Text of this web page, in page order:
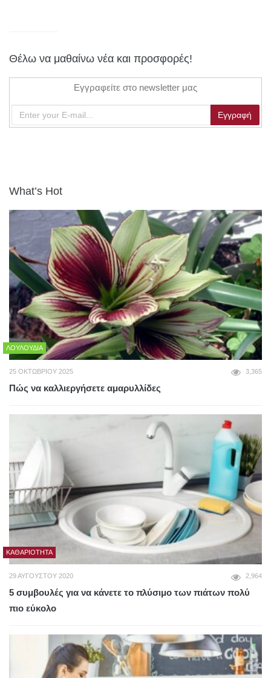
Θέλω να μαθαίνω νέα και προσφορές!
Εγγραφείτε στο newsletter μας
What’s Hot
ΛΟΥΛΟΎΔΙΑ
25 ΟΚΤΩΒΡΊΟΥ 2025 3,365
Πώς να καλλιεργήσετε αμαρυλλίδες
ΚΑΘΑΡΙΌΤΗΤΑ
29 ΑΥΓΟΎΣΤΟΥ 2020 2,964
5 συμβουλές για να κάνετε το πλύσιμο των πιάτων πολύ
πιο εύκολο